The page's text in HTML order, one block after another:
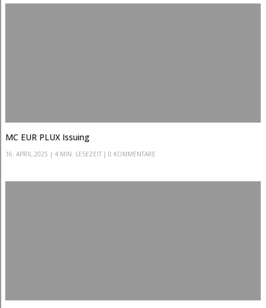
MC EUR PLUX Issuing
16. APRIL.2025 | 4 MIN. LESEZEIT| 0 KOMMENTARE